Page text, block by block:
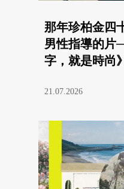
那年珍柏金四
男性指導的片
字，就是時尚》
21.07.2026